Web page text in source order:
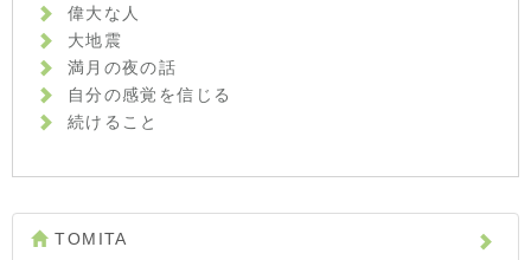
偉大な人
大地震
満月の夜の話
自分の感覚を信じる
続けること
TOMITA